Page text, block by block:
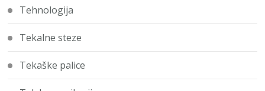
Tehnologija
Tekalne steze
Tekaške palice